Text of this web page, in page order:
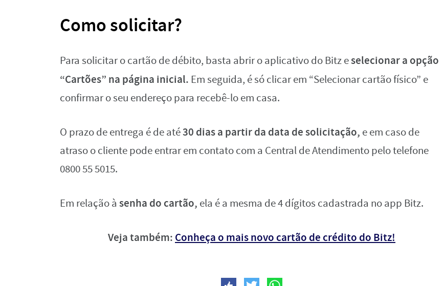
Como solicitar?
Para solicitar o cartão de débito, basta abrir o aplicativo do Bitz eselecionar a opção
“Cartões” na página inicial. Em seguida, é só clicar em “Selecionar cartão físico” e
confirmar o seu endereço para recebê-lo em casa.
O prazo de entrega é de até30 dias a partir da data de solicitação, e em caso de
atraso o cliente pode entrar em contato com a Central de Atendimento pelo telefone
0800 55 5015.
Em relação à senha do cartão, ela é a mesma de 4 dígitos cadastrada no app Bitz.
Veja também: Conheça o mais novo cartão de crédito do Bitz!